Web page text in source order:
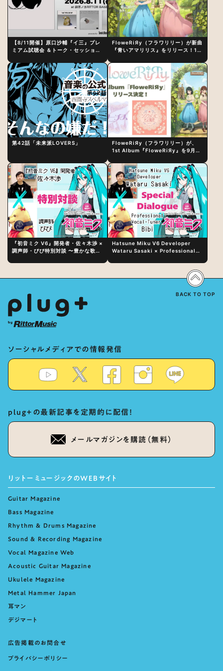
【8/11開催】原口沙輔『イ三』プレ
ミアム試聴会 ＆トーク・セッション
制作秘話
FloweRiЯy（フラワリリー）が新曲
『青いアマリリス』をリリース！1st
第42話「未来派LOVERS」
FloweRiЯy（フラワリリー）が、
1st Album『FloweRiЯy』を9月23
『初音ミク V6』開発者・佐々木渉 ×
調声師・びび特別対談 〜豊かな歌声
Hatsune Miku V6 Developer
Wataru Sasaki × Professional
Vocal Expression Lies in “Love
for the singing characters” and
ソーシャルメディアでの情報発信
plug+の最新記事を定期的に配信！
メールマガジンを購読（無料）
リットーミュージックのWEBサイト
Guitar Magazine
Bass Magazine
Rhythm & Drums Magazine
Sound & Recording Magazine
Vocal Magazine Web
Acoustic Guitar Magazine
Ukulele Magazine
Metal Hammer Japan
耳マン
デジマート
広告掲載のお問合せ
プライバシーポリシー
BACK TO TOP